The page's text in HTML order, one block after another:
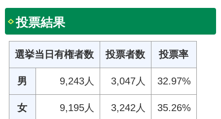
投票結果
選挙当日有権者数 投票者数 投票率
男 9,243人 3,047人 32.97%
女 9,195人 3,242人 35.26%